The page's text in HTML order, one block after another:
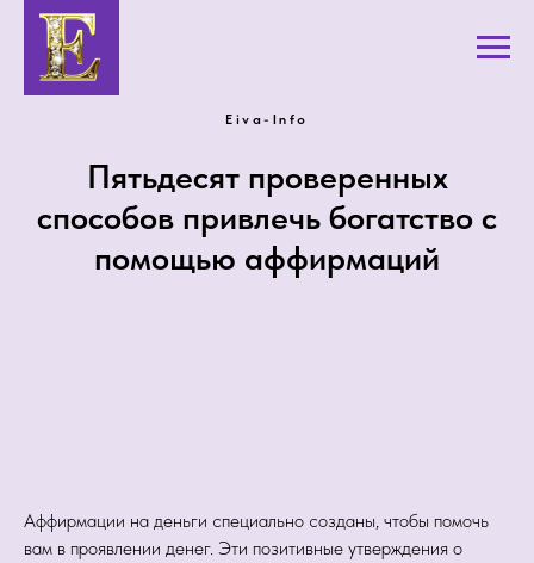
Eiva-Info
Пятьдесят проверенных
способов привлечь богатство с
помощью аффирмаций
Аффирмации на деньги специально созданы, чтобы помочь
вам в проявлении денег. Эти позитивные утверждения о